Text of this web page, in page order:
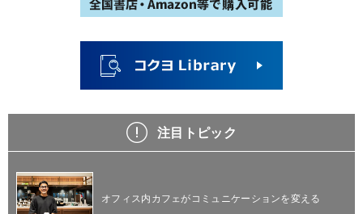
注目トピック
オフィス内カフェがコミュニケーションを変える